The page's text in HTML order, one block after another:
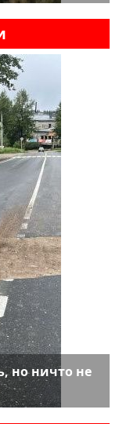
но ничто не